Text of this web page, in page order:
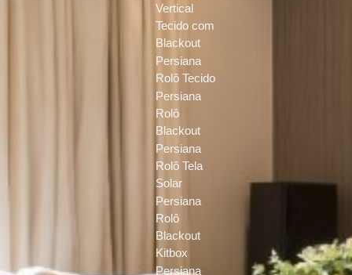
Vertical
Tecido com
Blackout
Persiana
Rolô Tecido
Persiana
Rolô
Blackout
Persiana
Rolô Tela
Solar
Persiana
Rolô
Blackout
Kitbox
Persiana